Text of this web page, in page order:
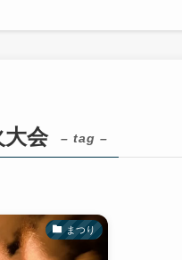
大会 – tag –
まつり